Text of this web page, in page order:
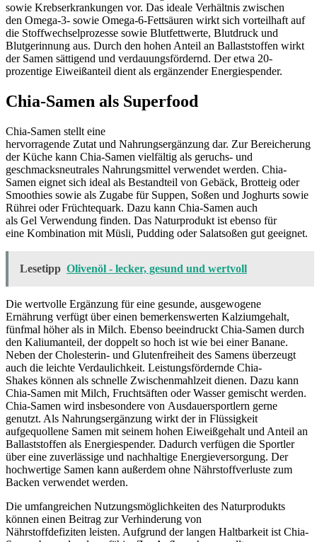
sowie Krebserkrankungen vor. Das ideale Verhältnis zwischen
den Omega-3- sowie Omega-6-Fettsäuren wirkt sich vorteilhaft auf
die Stoffwechselprozesse sowie Blutfettwerte, Blutdruck und
Blutgerinnung aus. Durch den hohen Anteil an Ballaststoffen wirkt
der Samen sättigend und verdauungsfördernd. Der etwa 20-
prozentige Eiweißanteil dient als ergänzender Energiespender.
Chia-Samen als Superfood
Chia-Samen stellt eine
hervorragende Zutat und Nahrungsergänzung dar. Zur Bereicherung
der Küche kann Chia-Samen vielfältig als geruchs- und
geschmacksneutrales Nahrungsmittel verwendet werden. Chia-
Samen eignet sich ideal als Bestandteil von Gebäck, Brotteig oder
Smoothies sowie als Zugabe für Suppen, Soßen und Joghurts sowie
Rührei oder Früchtequark. Dazu kann Chia-Samen auch
als Gel Verwendung finden. Das Naturprodukt ist ebenso für
eine Kombination mit Müsli, Pudding oder Salatsoßen gut geeignet.
Lesetipp Olivenöl - lecker, gesund und wertvoll
Die wertvolle Ergänzung für eine gesunde, ausgewogene
Ernährung verfügt über einen bemerkenswerten Kalziumgehalt,
fünfmal höher als in Milch. Ebenso beeindruckt Chia-Samen durch
den Kaliumanteil, der doppelt so hoch ist wie bei einer Banane.
Neben der Cholesterin- und Glutenfreiheit des Samens überzeugt
auch die leichte Verdaulichkeit. Leistungsfördernde Chia-
Shakes können als schnelle Zwischenmahlzeit dienen. Dazu kann
Chia-Samen mit Milch, Fruchtsäften oder Wasser gemischt werden.
Chia-Samen wird insbesondere von Ausdauersportlern gerne
genutzt. Als Nahrungsergänzung wirkt der in Flüssigkeit
aufgequollene Samen mit seinem hohen Eiweißgehalt und Anteil an
Ballaststoffen als Energiespender. Dadurch verfügen die Sportler
über eine zuverlässige und nachhaltige Energieversorgung. Der
hochwertige Samen kann außerdem ohne Nährstoffverluste zum
Backen verwendet werden.
Die umfangreichen Nutzungsmöglichkeiten des Naturprodukts
können einen Beitrag zur Verhinderung von
Nährstoffdefiziten leisten. Aufgrund der langen Haltbarkeit ist Chia-